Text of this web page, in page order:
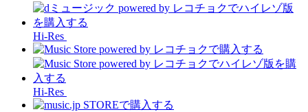
Hi-Res
Hi-Res